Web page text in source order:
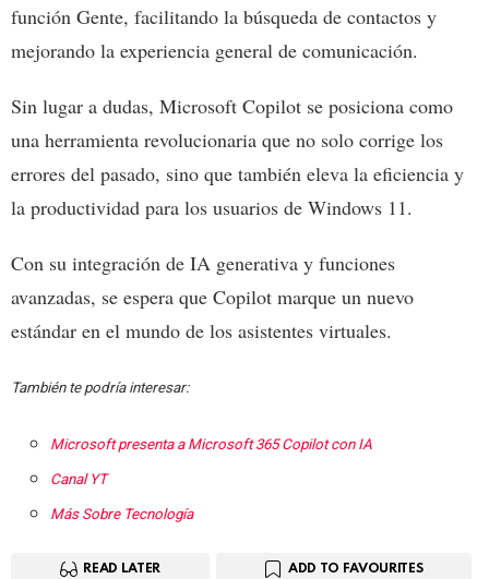
función Gente, facilitando la búsqueda de contactos y
mejorando la experiencia general de comunicación.
Sin lugar a dudas, Microsoft Copilot se posiciona como
una herramienta revolucionaria que no solo corrige los
errores del pasado, sino que también eleva la eficiencia y
la productividad para los usuarios de Windows 11.
Con su integración de IA generativa y funciones
avanzadas, se espera que Copilot marque un nuevo
estándar en el mundo de los asistentes virtuales.
También te podría interesar:
Microsoft presenta a Microsoft 365 Copilot con IA
Canal YT
Más Sobre Tecnología
READ LATER ADD TO FAVOURITES